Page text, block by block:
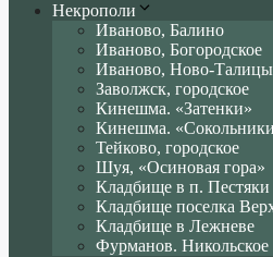
Некрополи
Иваново, Балино
Иваново, Богородское
Иваново, Ново-Талицы
Заволжск, городское
Кинешма. «Затенки»
Кинешма.
Тейково, городское
Шуя, «Осиновая гора»
Кладбище в п. Пестяки
Кладбище поселка
Кладбище в Лежневе
Фурманов. Никольское